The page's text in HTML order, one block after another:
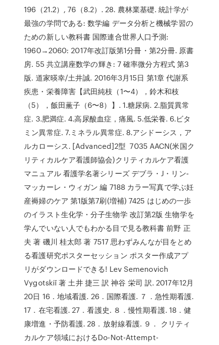
196（21.2）, 76（8.2）. 28. 農林業基礎. 統計学が
最強の学問である: 数学編 データ分析と機械学習の
ための新しい教科書 国際連合世界人口予測:
1960→2060: 2017年改訂版第1分冊・第2分冊. 原書
房. 55 共立講座数学の輝き: 7 確率微分方程式 第3
版. 道家暎幸/土井誠. 2016年3月15日 第1章 代謝系
疾患・栄養障害【武田純枝（1〜4），鈴木和枝
（5），飯田薫子（6〜8）】. 1.糖尿病. 2.脂質異常
症. 3.肥満症. 4.高尿酸血症，痛風. 5.低栄養. 6.ビタ
ミン異常症. 7.ミネラル異常症. 8.アシドーシス，ア
ルカローシス. [Advanced]2型 7035 AACN(米国ク
リティカルケア看護師協会)クリティカルケア看護
マニュアル 看護学名著シリーズ デブラ・J・リン‐
マッカーレ・ウィガン 編 7188 カラー写真で学ぶ妊
産褥婦のケア 第1版第7刷(増補) 7425 はじめの一歩
のイラスト生化学・分子生物学 改訂第2版 生物学を
学んでいない人でもわかる目で見る教科書 前野 正
夫 著 磯川 桂太郎 著 7517 思わずみんなが目をとめ
る看護研究ポスターセッション ポスター作成アプ
リがダウンロードできる! Lev Semenovich
Vygotskiĭ 著 土井 捷三 訳 神谷 栄司 訳. 2017年12月
20日 16．地域看護. 26．国際看護. ７．急性期看護.
17．在宅看護. 27．看護史. ８．慢性期看護. 18．健
康増進・予防看護. 28．放射線看護. ９． クリティ
カルケア領域におけるDo-Not-Attempt-